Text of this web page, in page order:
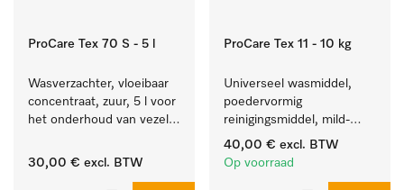
ProCare Tex 70 S - 5 l
Wasverzachter, vloeibaar
concentraat, zuur, 5 l voor
het onderhoud van vezels
zacht blijft.
30,00 € excl. BTW
ProCare Tex 11 - 10 kg
Universeel wasmiddel,
poedervormig
reinigingsmiddel, mild-
alkalisch, 10 kg voor het
reinigen van wit wasgoed
40,00 € excl. BTW
Op voorraad